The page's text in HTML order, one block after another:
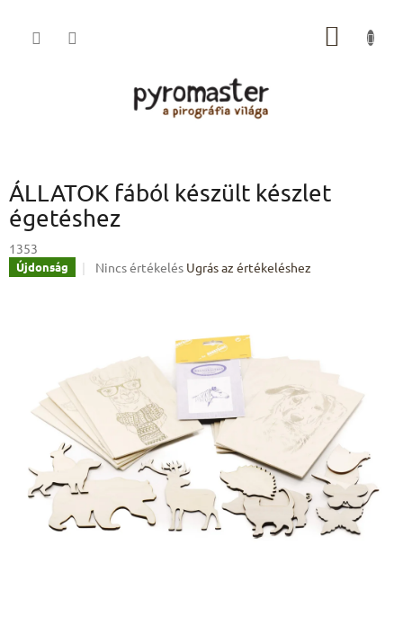
KOSÁR
ÁLLATOK fából készült készlet
égetéshez
1353
Újdonság
A
0,0
csillag.
Nincs értékelés Ugrás az értékeléshez